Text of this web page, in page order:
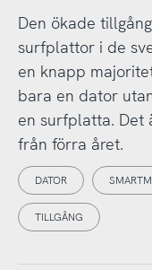
Den ökade
surfplattor i de
en knapp
bara en dator
en surfplatta. Det
från förra året.
DATOR
TILLGÅNG